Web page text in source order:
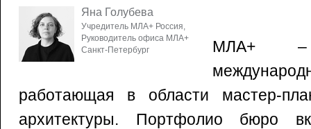
Яна Голубева
Учредитель MЛA+ Россия,
Руководитель офиса МЛА+
Санкт-Петербург
МЛА+ –
работающая в области мастер-
архитектуры. Портфолио бюро